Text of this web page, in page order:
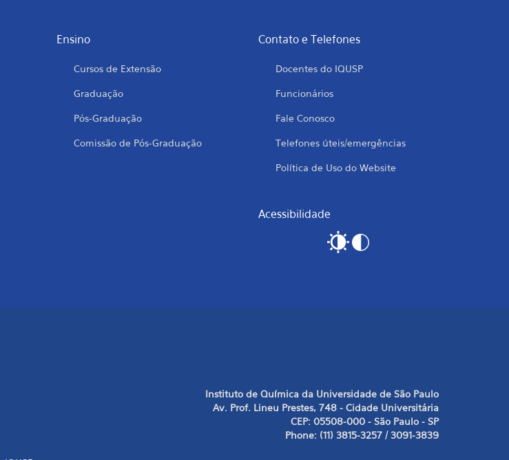
Ensino
Cursos de Extensão
Graduação
Pós-Graduação
Comissão de Pós-Graduação
Contato e Telefones
Docentes do IQUSP
Funcionários
Fale Conosco
Telefones úteis/emergências
Política de Uso do Website
Acessibilidade
Instituto de Química da Universidade de São Paulo
Av. Prof. Lineu Prestes, 748 - Cidade Universitária
CEP: 05508-000 - São Paulo - SP
Phone: (11) 3815-3257 / 3091-3839